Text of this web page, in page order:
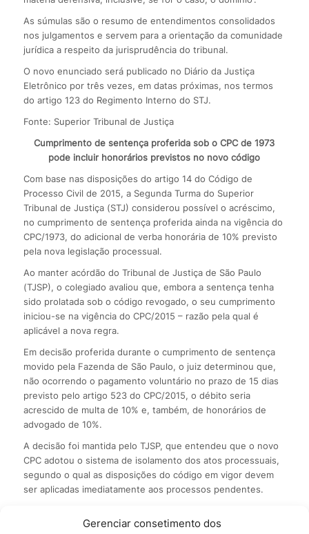
Gerenciar consetimento dos
As súmulas são o resumo de entendimentos consolidados
nos julgamentos e servem para a orientação da comunidade
jurídica a respeito da jurisprudência do tribunal.
O novo enunciado será publicado no Diário da Justiça
Eletrônico por três vezes, em datas próximas, nos termos
do artigo 123 do Regimento Interno do STJ.
Fonte: Superior Tribunal de Justiça
Cumprimento de sentença proferida sob o CPC de 1973
pode incluir honorários previstos no novo código
Com base nas disposições do artigo 14 do Código de
Processo Civil de 2015, a Segunda Turma do Superior
Tribunal de Justiça (STJ) considerou possível o acréscimo,
no cumprimento de sentença proferida ainda na vigência do
CPC/1973, do adicional de verba honorária de 10% previsto
pela nova legislação processual.
Ao manter acórdão do Tribunal de Justiça de São Paulo
(TJSP), o colegiado avaliou que, embora a sentença tenha
sido prolatada sob o código revogado, o seu cumprimento
iniciou-se na vigência do CPC/2015 – razão pela qual é
aplicável a nova regra.
Em decisão proferida durante o cumprimento de sentença
movido pela Fazenda de São Paulo, o juiz determinou que,
não ocorrendo o pagamento voluntário no prazo de 15 dias
previsto pelo artigo 523 do CPC/2015, o débito seria
acrescido de multa de 10% e, também, de honorários de
advogado de 10%.
A decisão foi mantida pelo TJSP, que entendeu que o novo
CPC adotou o sistema de isolamento dos atos processuais,
segundo o qual as disposições do código em vigor devem
ser aplicadas imediatamente aos processos pendentes.
o acórdão do TJSP reconheceu textualmente que a